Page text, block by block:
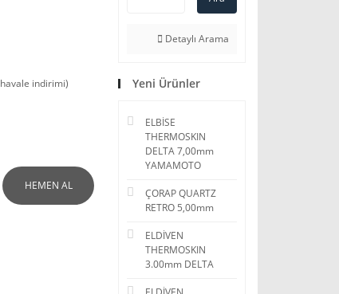
indirimi)
HEMEN AL
Detaylı Arama
Yeni Ürünler
ELBİSE
THERMOSKIN
DELTA 7,00mm
YAMAMOTO
ÇORAP QUARTZ
RETRO 5,00mm
ELDİVEN
THERMOSKIN
3.00mm DELTA